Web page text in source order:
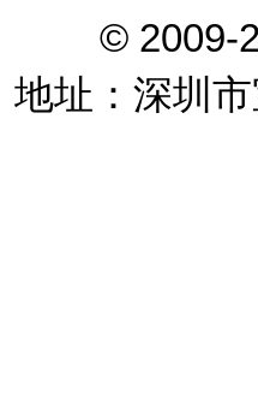
© 2009-
地址：深圳